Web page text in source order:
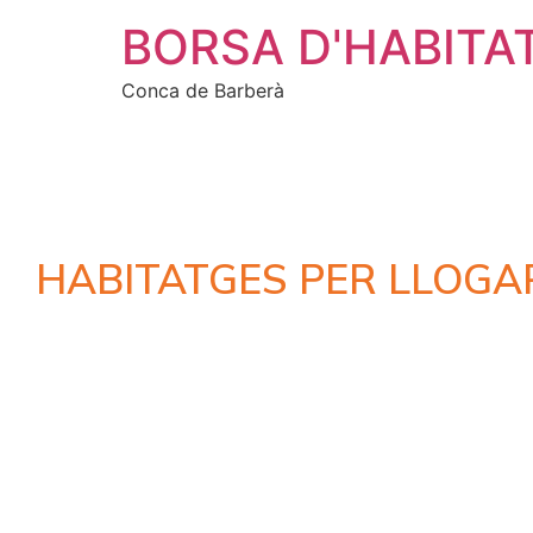
BORSA
Conca de Barberà
HABITATGES PER